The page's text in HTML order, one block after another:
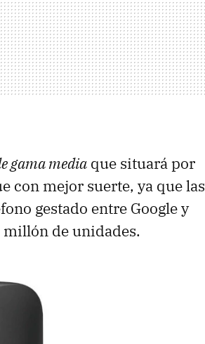
gama media que situará por
con mejor suerte, ya que las
gestado entre Google y
de unidades.